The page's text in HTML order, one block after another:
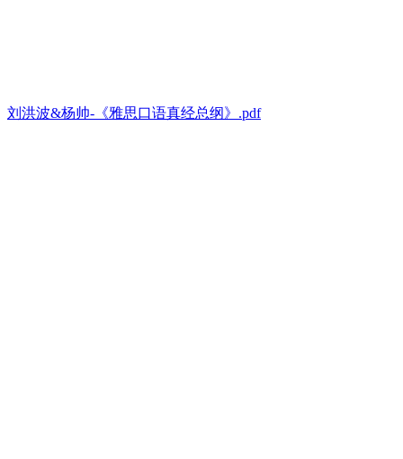
刘洪波&杨帅-《雅思口语真经总纲》.pdf